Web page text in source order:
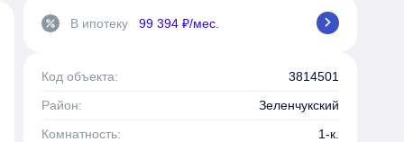
percent В ипотеку 99 394 ₽/мес. chevron_right
Код объекта:
3814501
Район:
Зеленчукский
Комнатность:
1-к.